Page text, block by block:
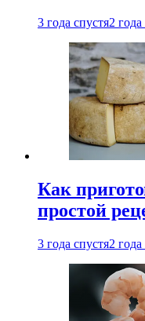
3 года спустя2 года
Как
простой
3 года спустя2 года